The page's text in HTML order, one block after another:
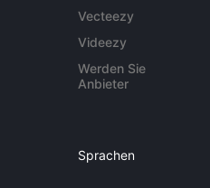
Vecteezy
Videezy
Werden Sie
Anbieter
Sprachen